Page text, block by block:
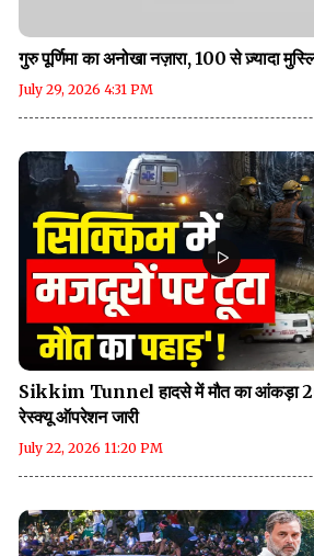
गुरु पूर्णिमा का अनोखा नज़ारा, 100 से ज़्यादा
July 29, 2026 4:31 PM
Sikkim Tunnel हादसे में मौत का आंकड़ा 20
रेस्क्यू ऑपरेशन जारी
July 22, 2026 11:20 PM